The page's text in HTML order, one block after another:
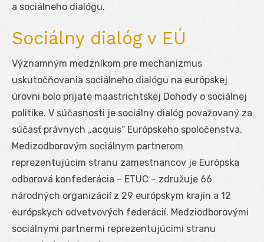
a sociálneho dialógu.
Sociálny dialóg v EÚ
Významným medzníkom pre mechanizmus
uskutočňovania sociálneho dialógu na európskej
úrovni bolo prijate maastrichtskej Dohody o sociálnej
politike. V súčasnosti je sociálny dialóg považovaný za
súčasť právnych „acquis“ Európskeho spoločenstva.
Medizodborovým sociálnym partnerom
reprezentujúcim stranu zamestnancov je Európska
odborová konfederácia – ETUC – združuje 66
národných organizácií z 29 európskym krajín a 12
európskych odvetvových federácií. Medziodborovými
sociálnymi partnermi reprezentujúcimi stranu